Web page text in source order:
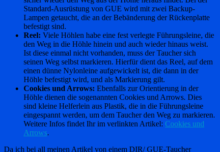
Standard-Ausrüstung von GUE wird mit zwei Backup-
Lampen getaucht, die an der Bebänderung der Rückenplatte
befestigt sind.
Reel: Viele Höhlen habe eine fest verlegte Führungsleine, die
den Weg in die Höhle hinein und auch wieder hinaus weist.
Ist diese einmal nicht vorhanden, muss der Taucher sich
seinen Weg selbst markieren. Hierfür dient das Reel, auf dem
einen dünne Nylonleine aufgewickelt ist, die dann in der
Höhle befestigt wird, und als Markierung gilt.
Cookies und Arrows: Ebenfalls zur Orientierung in der
Höhle dienen die sogenannten Cookies und Arrows. Dies
sind kleine Helferlein aus Plastik, die in die Führungsleine
eingespannt werden, um dem Taucher den Weg zu markieren.
Weitere Infos findet Ihr im verlinkten Artikel: Cookies und
Arrows.
Da ich bei all meinen Artikel von einem DIR/ GUE-Taucher